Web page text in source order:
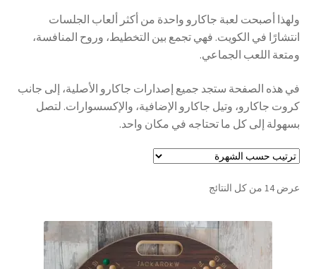
تواصل معنا
العربية
menu
ولهذا أصبحت لعبة جاكارو واحدة من أكثر ألعاب الجلسات
انتشارًا في الكويت. فهي تجمع بين التخطيط، وروح المنافسة،
ومتعة اللعب الجماعي.
في هذه الصفحة ستجد جميع إصدارات جاكارو الأصلية، إلى جانب
كروت جاكارو، وتيل جاكارو الإضافية، والإكسسوارات. لتصل
بسهولة إلى كل ما تحتاجه في مكان واحد.
عرض ⁦14⁩ من كل النتائج
تم
حسب
الشهرة